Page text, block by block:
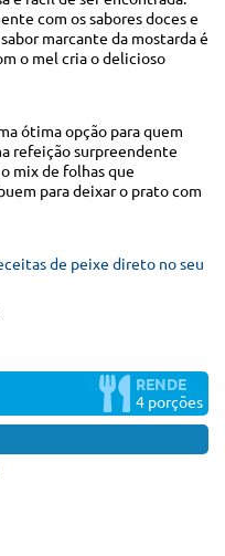
com os sabores doces e
marcante da mostarda é
o mel cria o delicioso
ótima opção para quem
refeição surpreendente
mix de folhas que
para deixar o prato com
de peixe direto no seu
RENDE
4 porções